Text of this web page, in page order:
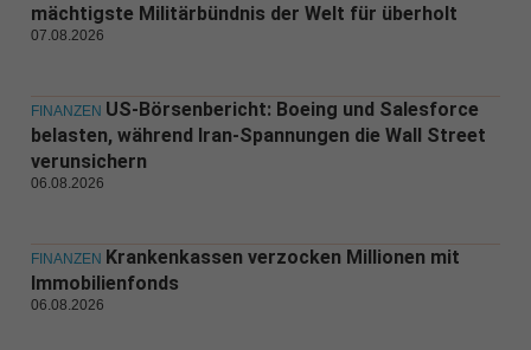
mächtigste Militärbündnis der Welt für überholt
07.08.2026
FINANZEN US-Börsenbericht: Boeing und Salesforce
belasten, während Iran-Spannungen die Wall Street
verunsichern
06.08.2026
FINANZEN Krankenkassen verzocken Millionen mit
Immobilienfonds
06.08.2026